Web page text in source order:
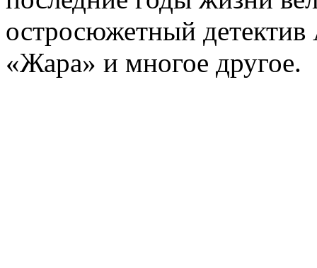
остросюжетный детектив
«Жара» и многое другое.